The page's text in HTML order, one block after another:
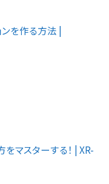
を作る方法 |
マスターする！ | XR-